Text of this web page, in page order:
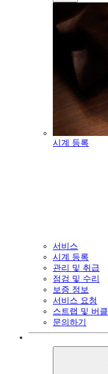
시계 등록
서비스
시계 등록
관리 및 취급
점검 및 수리
보증 정보
서비스 요청
스트랩 및 버클
문의하기